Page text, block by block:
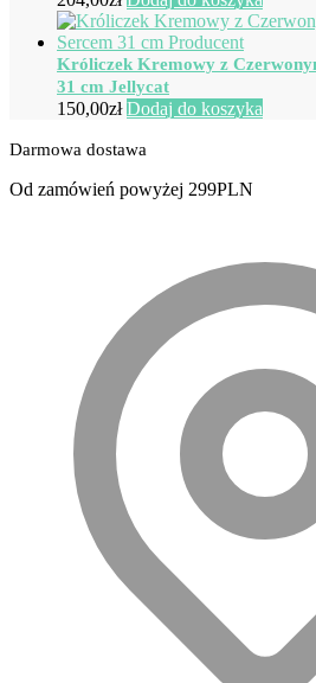
Króliczek Kremowy z
31 cm Jellycat
150,00zł Dodaj do koszyka
Darmowa dostawa
Od zamówień powyżej 299PLN